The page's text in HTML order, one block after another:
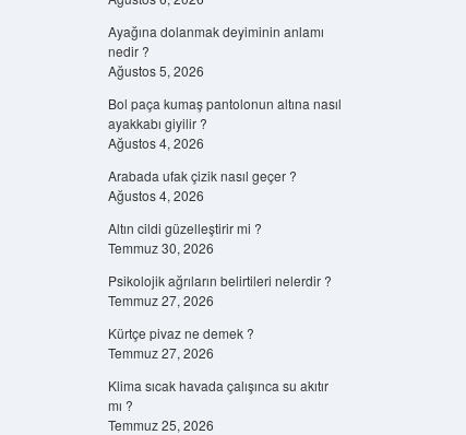
Ayağına dolanmak deyiminin anlamı
nedir ?
Ağustos 5, 2026
Bol paça kumaş pantolonun altına nasıl
ayakkabı giyilir ?
Ağustos 4, 2026
Arabada ufak çizik nasıl geçer ?
Ağustos 4, 2026
Altın cildi güzelleştirir mi ?
Temmuz 30, 2026
Psikolojik ağrıların belirtileri nelerdir ?
Temmuz 27, 2026
Kürtçe pivaz ne demek ?
Temmuz 27, 2026
Klima sıcak havada çalışınca su akıtır
mı ?
Temmuz 25, 2026